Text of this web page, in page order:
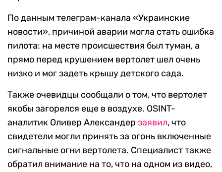
По данным телеграм-канала «Украинские
новости», причиной аварии могла стать ошибка
пилота: на месте происшествия был туман, а
прямо перед крушением вертолет шел очень
низко и мог задеть крышу детского сада.
Также очевидцы сообщали о том, что вертолет
якобы загорелся еще в воздухе. OSINT-
аналитик Оливер Александер заявил, что
свидетели могли принять за огонь включенные
сигнальные огни вертолета. Специалист также
обратил внимание на то, что на одном из видео,